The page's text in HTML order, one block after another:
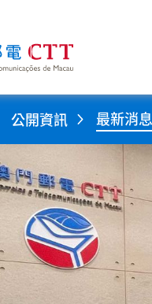
公開資訊 最新消息